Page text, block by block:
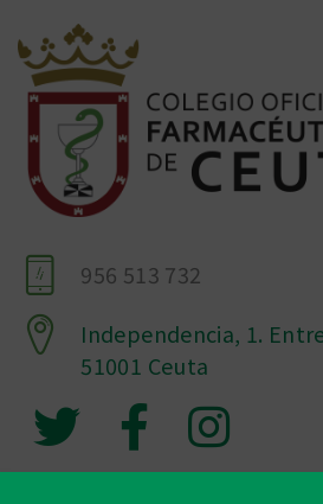
956 513 732
Independencia, 1.
51001 Ceuta